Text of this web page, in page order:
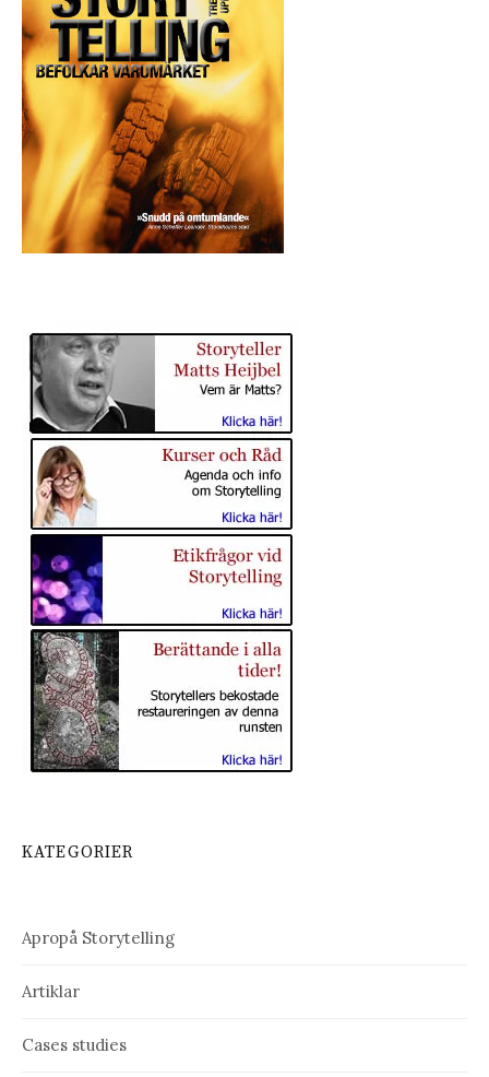
KATEGORIER
Apropå Storytelling
Artiklar
Cases studies